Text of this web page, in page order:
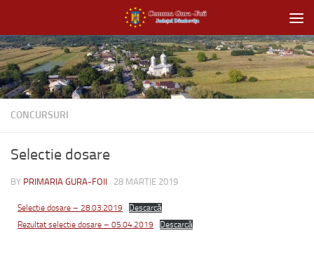
CONCURSURI
Selectie dosare
BY PRIMARIA GURA-FOII · 28 MARTIE 2019
Selectie dosare – 28.03.2019
Descarcă
Rezultat selectie dosare – 05.04.2019
Descarcă